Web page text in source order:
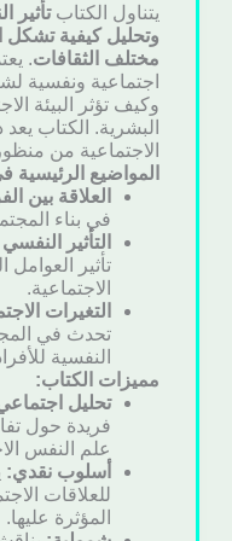
يتناول الكتابتأثير
وتحليل كيفية تشكل
مختلف الثقافات.
اجتماعية ونفسية
وكيف تؤثر البيئة
البشرية. الكتاب
الاجتماعية من
المواضيع الرئيسية
العلاقة بين
في بناء
التأثير
تأثير
الاجتماعية.
التغيرات
تحدث في
النفسية
مميزات الكتاب:
تحليل
فريدة حول
علم النفس
أسلوب نقدي:
للعلاقات
المؤثرة عليها.